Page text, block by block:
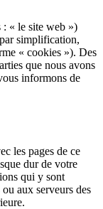
: « le site web »)
simplification,
« cookies »). Des
que nous avons
informons de
les pages de ce
dur de votre
qui y sont
aux serveurs des